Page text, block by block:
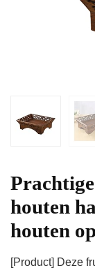
houten
houten
[Product] Deze